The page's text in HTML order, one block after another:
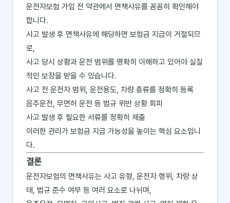
운전자보험 가입 전 약관에서 면책사유를 꼼꼼히 확인해야
합니다.
사고 발생 후 면책사유에 해당하면 보험금 지급이 거절되므
로,
사고 당시 상황과 운전 범위를 명확히 이해하고 있어야 실질
적인 보장을 받을 수 있습니다.
사고 전 운전자 범위, 운전용도, 차량 종류를 정확히 등록
음주운전, 무면허 운전 등 법규 위반 상황 회피
사고 발생 후 필요한 서류를 정확히 제출
이러한 관리가 보험금 지급 가능성을 높이는 핵심 요소입니
다.
결론
운전자보험의 면책사유는 사고 유형, 운전자 행위, 차량 상
태, 법규 준수 여부 등 여러 요소로 나뉘며,